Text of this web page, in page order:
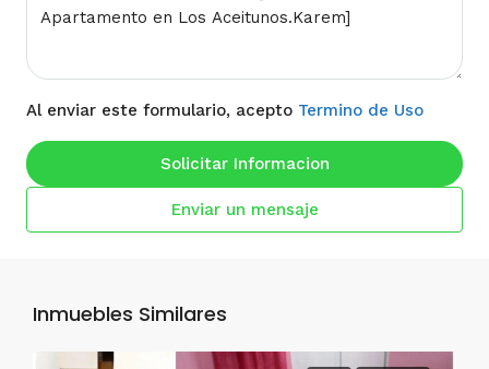
Al enviar este formulario, acepto Termino de Uso
Solicitar Informacion
Enviar un mensaje
Inmuebles Similares